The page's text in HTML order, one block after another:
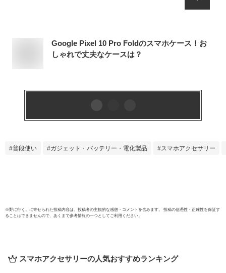
Google Pixel 10 Pro Foldのスマホケース！お
しゃれで丈夫なケースは？
普段使い ガジェット・バッテリー・電化製品 スマホアクセサリー
※野に行く。 に寄せられた投稿内容は、投稿者の主観的な感想・コメントを含みます。 投稿の信憑性・正確性を保証す
ることはできませんので、あくまで参考情報の一つとしてご利用ください。
スマホアクセサリーの人気おすすめランキング